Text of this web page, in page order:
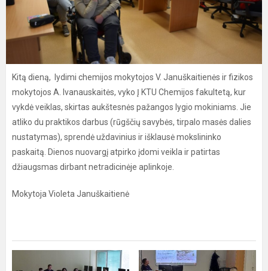
Kitą dieną, lydimi chemijos mokytojos V. Januškaitienės ir fizikos
mokytojos A. Ivanauskaitės, vyko Į KTU Chemijos fakultetą, kur
vykdė veiklas, skirtas aukštesnės pažangos lygio mokiniams. Jie
atliko du praktikos darbus (rūgščių savybės, tirpalo masės dalies
nustatymas), sprendė uždavinius ir išklausė mokslininko
paskaitą. Dienos nuovargį atpirko įdomi veikla ir patirtas
džiaugsmas dirbant netradicinėje aplinkoje.
Mokytoja Violeta Januškaitienė